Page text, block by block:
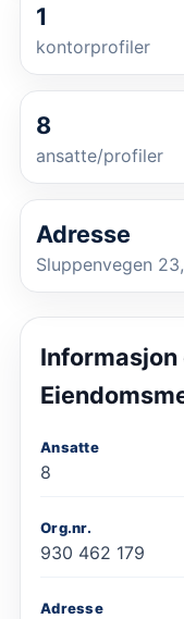
1
kontorprofiler
8
ansatte/profiler
Adresse
Sluppenvegen
Informasjon
Ansatte
8
Org.nr.
930 462 179
Adresse